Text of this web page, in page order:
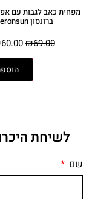
מפחית כאב לגבות עם
ברונסון Beronsun
₪69.00
60.00
לשיחת
שם